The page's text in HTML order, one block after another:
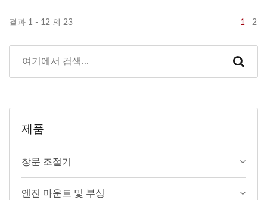
결과 1 - 12 의 23 1 2
제품
창문 조절기
엔진 마운트 및 부싱